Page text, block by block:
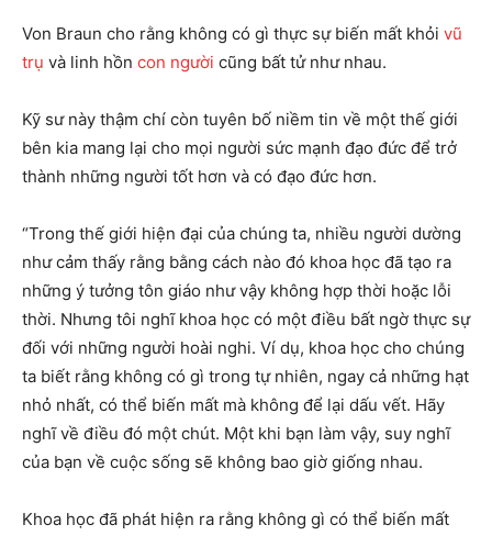
Von Braun cho rằng không có gì thực sự biến mất khỏi vũ
trụ và linh hồn con người cũng bất tử như nhau.
Kỹ sư này thậm chí còn tuyên bố niềm tin về một thế giới
bên kia mang lại cho mọi người sức mạnh đạo đức để trở
thành những người tốt hơn và có đạo đức hơn.
“Trong thế giới hiện đại của chúng ta, nhiều người dường
như cảm thấy rằng bằng cách nào đó khoa học đã tạo ra
những ý tưởng tôn giáo như vậy không hợp thời hoặc lỗi
thời. Nhưng tôi nghĩ khoa học có một điều bất ngờ thực sự
đối với những người hoài nghi. Ví dụ, khoa học cho chúng
ta biết rằng không có gì trong tự nhiên, ngay cả những hạt
nhỏ nhất, có thể biến mất mà không để lại dấu vết. Hãy
nghĩ về điều đó một chút. Một khi bạn làm vậy, suy nghĩ
của bạn về cuộc sống sẽ không bao giờ giống nhau.
Khoa học đã phát hiện ra rằng không gì có thể biến mất